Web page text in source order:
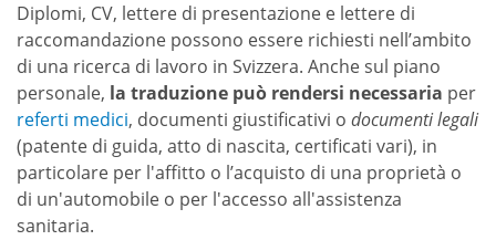
Diplomi, CV, lettere di presentazione e lettere di
raccomandazione possono essere richiesti nell’ambito
di una ricerca di lavoro in Svizzera. Anche sul piano
personale, la traduzione può rendersi necessaria per
referti medici, documenti giustificativi o documenti legali
(patente di guida, atto di nascita, certificati vari), in
particolare per l'affitto o l’acquisto di una proprietà o
di un'automobile o per l'accesso all'assistenza
sanitaria.